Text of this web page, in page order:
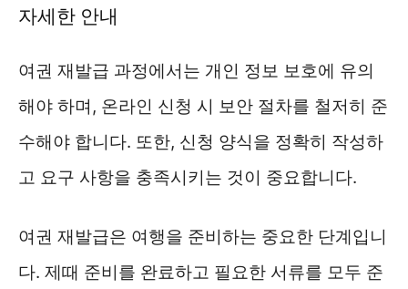
자세한 안내
여권 재발급 과정에서는 개인 정보 보호에 유의
해야 하며, 온라인 신청 시 보안 절차를 철저히 준
수해야 합니다. 또한, 신청 양식을 정확히 작성하
고 요구 사항을 충족시키는 것이 중요합니다.
여권 재발급은 여행을 준비하는 중요한 단계입니
다. 제때 준비를 완료하고 필요한 서류를 모두 준